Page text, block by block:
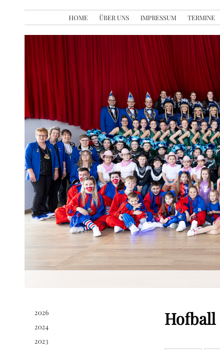
HOME ÜBER UNS IMPRESSUM TERMINE
2026
2024
2023
Hofball